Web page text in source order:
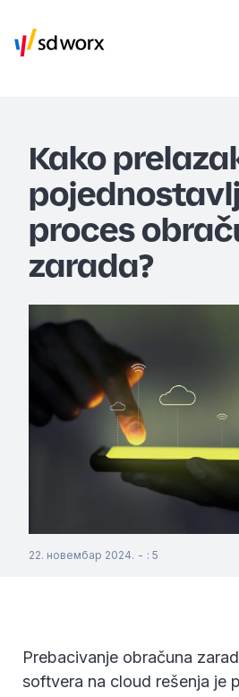
Kako
proces
zarada?
22. новембар 2024. - : 5
Prebacivanje obračuna
softvera na cloud rešenja je